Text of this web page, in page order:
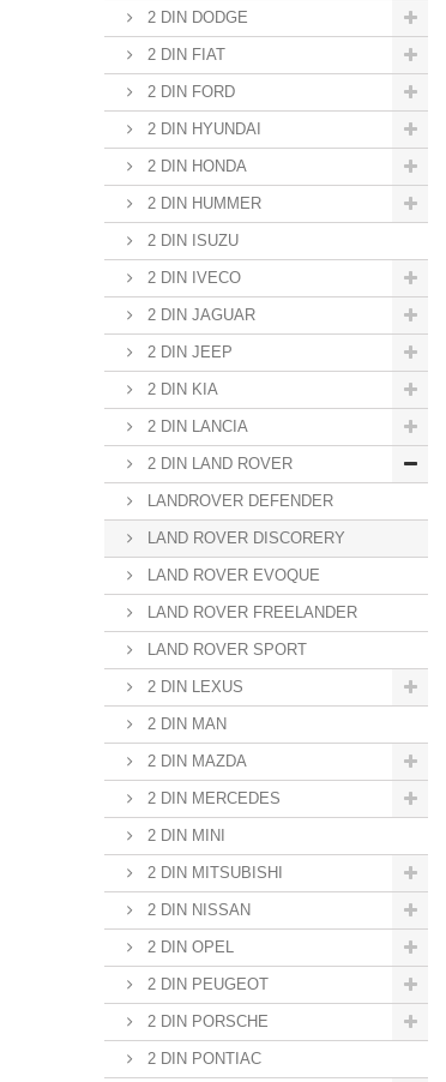
2 DIN DODGE
2 DIN FIAT
2 DIN FORD
2 DIN HYUNDAI
2 DIN HONDA
2 DIN HUMMER
2 DIN ISUZU
2 DIN IVECO
2 DIN JAGUAR
2 DIN JEEP
2 DIN KIA
2 DIN LANCIA
2 DIN LAND ROVER
LANDROVER DEFENDER
LAND ROVER DISCORERY
LAND ROVER EVOQUE
LAND ROVER FREELANDER
LAND ROVER SPORT
2 DIN LEXUS
2 DIN MAN
2 DIN MAZDA
2 DIN MERCEDES
2 DIN MINI
2 DIN MITSUBISHI
2 DIN NISSAN
2 DIN OPEL
2 DIN PEUGEOT
2 DIN PORSCHE
2 DIN PONTIAC